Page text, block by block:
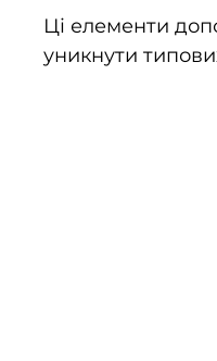
Ці елементи
уникнути